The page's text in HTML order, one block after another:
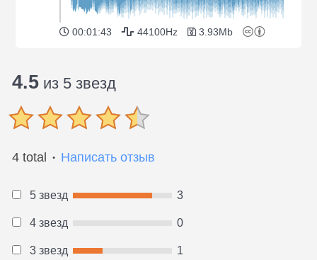
00:01:43 44100Hz 3.93Mb
4.5 из 5 звезд
4 total ● Написать отзыв
5 звезд 3
4 звезд 0
3 звезд 1